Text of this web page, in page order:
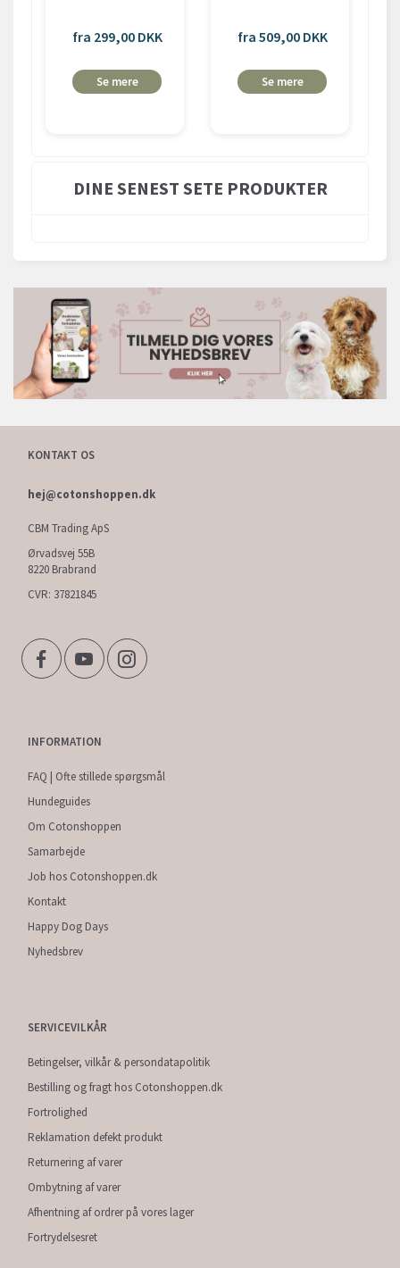
fra 299,00 DKK
Se mere
fra 509,00 DKK
Se mere
DINE SENEST SETE PRODUKTER
KONTAKT OS
hej@cotonshoppen.dk
CBM Trading ApS
Ørvadsvej 55B
8220 Brabrand
CVR: 37821845
INFORMATION
FAQ | Ofte stillede spørgsmål
Hundeguides
Om Cotonshoppen
Samarbejde
Job hos Cotonshoppen.dk
Kontakt
Happy Dog Days
Nyhedsbrev
SERVICEVILKÅR
Betingelser, vilkår & persondatapolitik
Bestilling og fragt hos Cotonshoppen.dk
Fortrolighed
Reklamation defekt produkt
Returnering af varer
Ombytning af varer
Afhentning af ordrer på vores lager
Fortrydelsesret